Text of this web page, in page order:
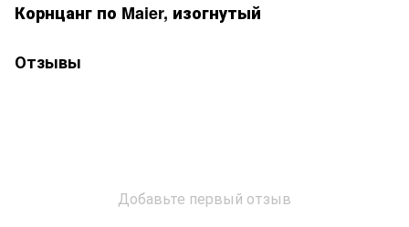
Корнцанг по Maier, изогнутый
Отзывы
Добавьте первый отзыв